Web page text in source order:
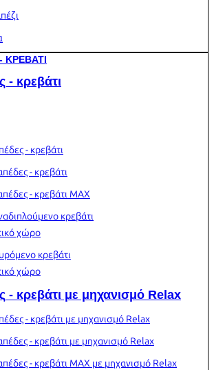
ΚΡΕΒΑΤΙ
- κρεβάτι
- κρεβάτι
- κρεβάτι
- κρεβάτι MAX
κρεβάτι
χώρο
κρεβάτι
χώρο
- κρεβάτι με μηχανισμό Relax
- κρεβάτι με μηχανισμό Relax
- κρεβάτι με μηχανισμό Relax
- κρεβάτι MAX με μηχανισμό Relax